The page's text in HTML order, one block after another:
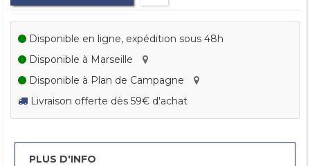
Disponible en ligne, expédition sous 48h
Disponible à Marseille
Disponible à Plan de Campagne
Livraison offerte dès 59€ d'achat
PLUS D'INFO